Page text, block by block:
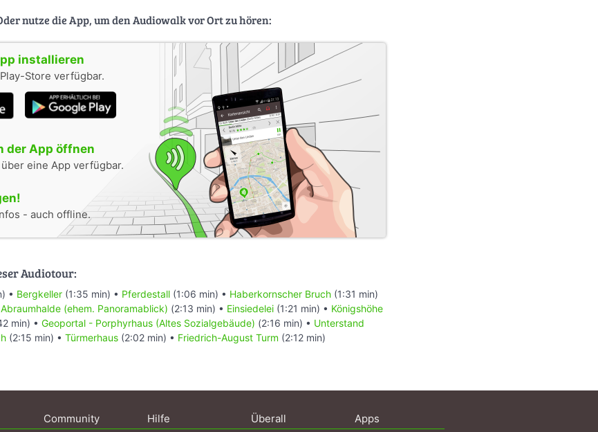
nutze die App, um den Audiowalk vor Ort zu hören:
installieren
Store verfügbar.
der App öffnen
eine App verfügbar.
- auch offline.
Audiotour:
• Bergkeller (1:35 min) • Pferdestall (1:06 min) • Haberkornscher Bruch (1:31 min)
Abraumhalde (ehem. Panoramablick) (2:13 min) • Einsiedelei (1:21 min) • Königshöhe
min) • Geoportal - Porphyrhaus (Altes Sozialgebäude) (2:16 min) • Unterstand
(2:15 min) • Türmerhaus (2:02 min) • Friedrich-August Turm (2:12 min)
Community Hilfe Überall Apps